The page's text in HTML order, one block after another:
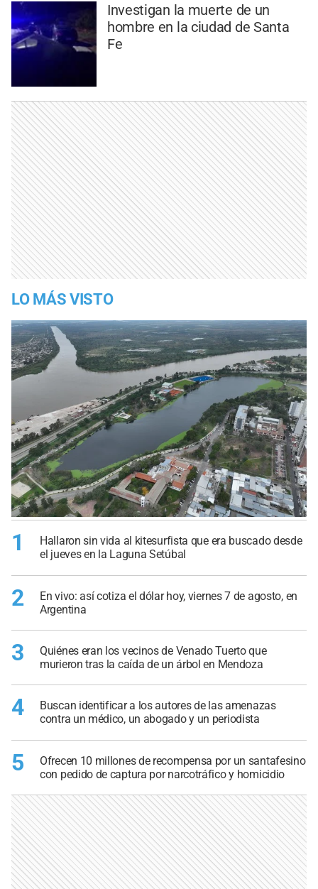
Investigan la muerte de un
hombre en la ciudad de Santa
Fe
LO MÁS VISTO
1
Hallaron sin vida al kitesurfista que era buscado desde
el jueves en la Laguna Setúbal
2
En vivo: así cotiza el dólar hoy, viernes 7 de agosto, en
Argentina
3
Quiénes eran los vecinos de Venado Tuerto que
murieron tras la caída de un árbol en Mendoza
4
Buscan identificar a los autores de las amenazas
contra un médico, un abogado y un periodista
5
Ofrecen 10 millones de recompensa por un santafesino
con pedido de captura por narcotráfico y homicidio